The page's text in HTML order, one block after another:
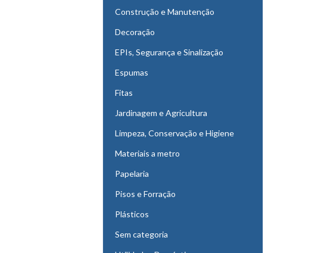
Construção e Manutenção
Decoração
EPIs, Segurança e Sinalização
Espumas
Fitas
Jardinagem e Agricultura
Limpeza, Conservação e Higiene
Materiais a metro
Papelaria
Pisos e Forração
Plásticos
Sem categoria